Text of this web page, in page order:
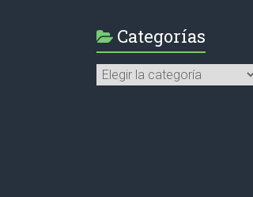
Categorías
Categorías